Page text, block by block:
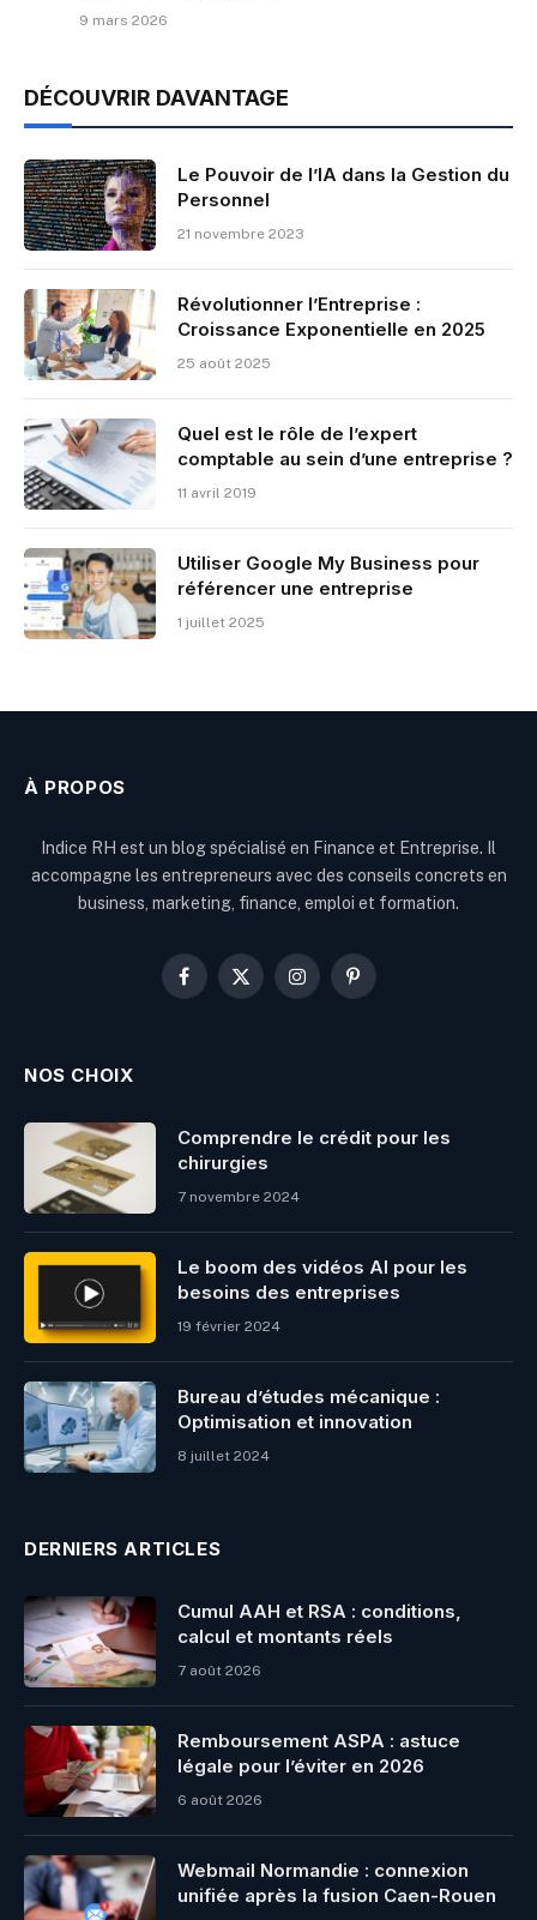
9 mars 2026
DÉCOUVRIR DAVANTAGE
Le Pouvoir de l’IA dans la Gestion du
Personnel
21 novembre 2023
Révolutionner l’Entreprise :
Croissance Exponentielle en 2025
25 août 2025
Quel est le rôle de l’expert
comptable au sein d’une entreprise ?
11 avril 2019
Utiliser Google My Business pour
référencer une entreprise
1 juillet 2025
À PROPOS
Indice RH est un blog spécialisé en Finance et Entreprise. Il
accompagne les entrepreneurs avec des conseils concrets en
business, marketing, finance, emploi et formation.
Facebook
X
InstagramPinterest
NOS CHOIX
Comprendre le crédit pour les
chirurgies
7 novembre 2024
Le boom des vidéos AI pour les
besoins des entreprises
19 février 2024
Bureau d’études mécanique :
Optimisation et innovation
8 juillet 2024
DERNIERS ARTICLES
Cumul AAH et RSA : conditions,
calcul et montants réels
7 août 2026
Remboursement ASPA : astuce
légale pour l’éviter en 2026
6 août 2026
Webmail Normandie : connexion
unifiée après la fusion Caen-Rouen